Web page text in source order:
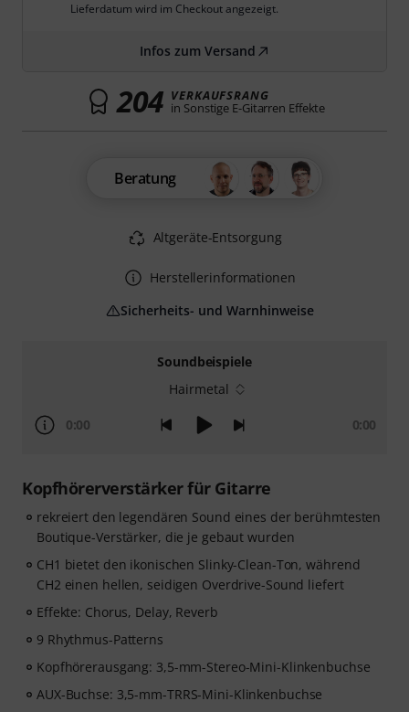
Soundbeispiele
Hairmetal
0:00 0:00
Kopfhörerverstärker für Gitarre
rekreiert den legendären Sound eines der berühmtesten
Boutique-Verstärker, die je gebaut wurden
CH1 bietet den ikonischen Slinky-Clean-Ton, während
CH2 einen hellen, seidigen Overdrive-Sound liefert
Effekte: Chorus, Delay, Reverb
9 Rhythmus-Patterns
Kopfhörerausgang: 3,5-mm-Stereo-Mini-Klinkenbuchse
AUX-Buchse: 3,5-mm-TRRS-Mini-Klinkenbuchse
Lieferdatum wird im Checkout angezeigt.
Infos zum Versand
204 VERKAUFSRANG
in Sonstige E-Gitarren Effekte
Beratung
Altgeräte-Entsorgung
Herstellerinformationen
Sicherheits- und Warnhinweise